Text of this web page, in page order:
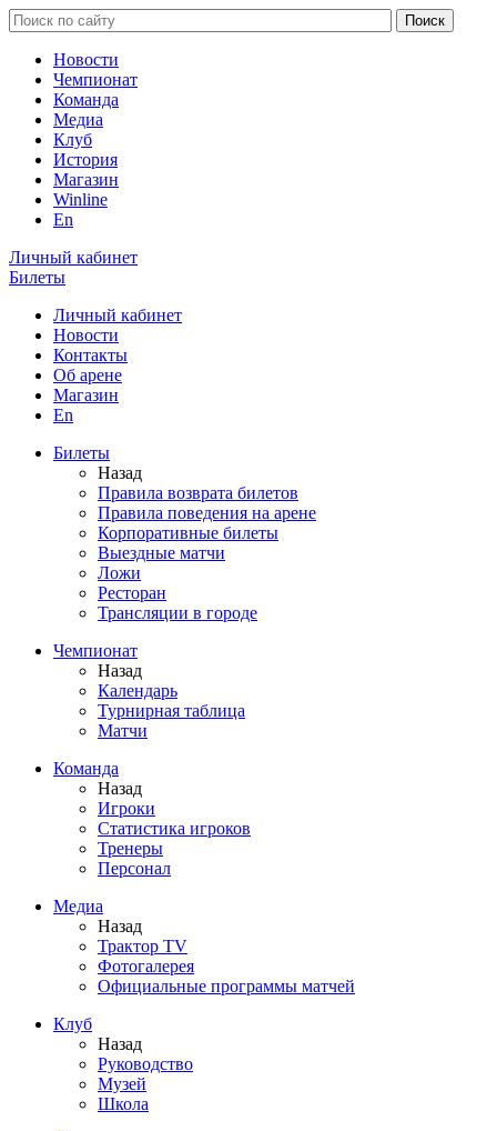
Новости
Чемпионат
Команда
Медиа
Клуб
История
Магазин
Winline
En
Личный кабинет
Билеты
Личный кабинет
Новости
Контакты
Об арене
Магазин
En
Билеты
Назад
Правила возврата билетов
Правила поведения на арене
Корпоративные билеты
Выездные матчи
Ложи
Ресторан
Трансляции в городе
Чемпионат
Назад
Календарь
Турнирная таблица
Матчи
Команда
Назад
Игроки
Статистика игроков
Тренеры
Персонал
Медиа
Назад
Трактор TV
Фотогалерея
Официальные программы матчей
Клуб
Назад
Руководство
Музей
Школа